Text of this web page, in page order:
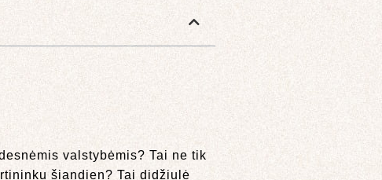
valstybėmis? Tai ne tik
šiandien? Tai didžiulė